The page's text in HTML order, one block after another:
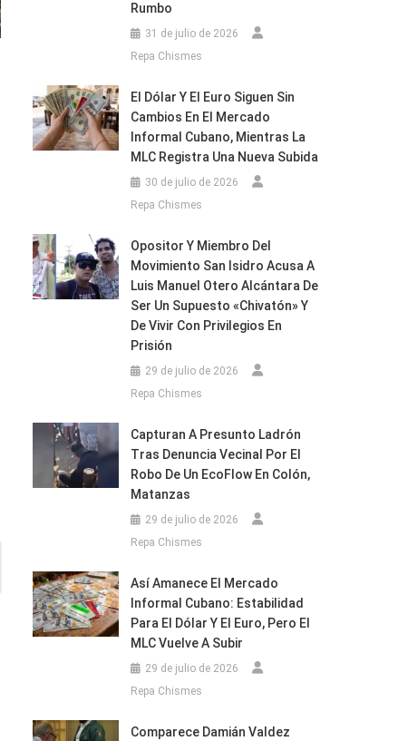
Rumbo
31 de julio de 2026
Repa Chismes
El Dólar Y El Euro Siguen Sin
Cambios En El Mercado
Informal Cubano, Mientras La
MLC Registra Una Nueva Subida
30 de julio de 2026
Repa Chismes
Opositor Y Miembro Del
Movimiento San Isidro Acusa A
Luis Manuel Otero Alcántara De
Ser Un Supuesto «chivatón» Y
De Vivir Con Privilegios En
Prisión
29 de julio de 2026
Repa Chismes
Capturan A Presunto Ladrón
Tras Denuncia Vecinal Por El
Robo De Un EcoFlow En Colón,
Matanzas
29 de julio de 2026
Repa Chismes
Así Amanece El Mercado
Informal Cubano: Estabilidad
Para El Dólar Y El Euro, Pero El
MLC Vuelve A Subir
29 de julio de 2026
Repa Chismes
Comparece Damián Valdez